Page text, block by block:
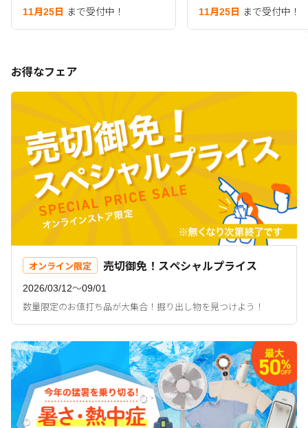
11月25日 まで受付中！ 11月25日 まで受付中！
お得なフェア
オンライン限定 売切御免！スペシャルプライス
2026/03/12〜09/01
数量限定のお値打ち品が大集合！掘り出し物を見つけよう！